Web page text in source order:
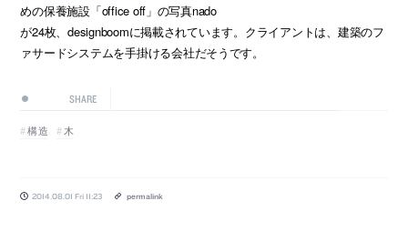
めの保養施設「office off」の写真nado
が24枚、designboomに掲載されています。クライアントは、建築のフ
ァサードシステムを手掛ける会社だそうです。
SHARE
構造 木
2014.08.01 Fri 11:23 permalink